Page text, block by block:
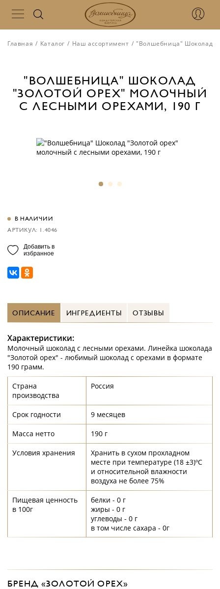
Главная / Каталог / Наш ассортимент / "Волшебница" Шоколад
"ВОЛШЕБНИЦА" ШОКОЛАД
"ЗОЛОТОЙ ОРЕХ" МОЛОЧНЫЙ
С ЛЕСНЫМИ ОРЕХАМИ, 190 Г
В НАЛИЧИИ
АРТИКУЛ: 1.4046
Добавить в
избранное
ОПИСАНИЕ ИНГРЕДИЕНТЫ ОТЗЫВЫ
Характеристики:
Молочный шоколад с лесными орехами. Линейка шоколада
"Золотой орех" - любимый шоколад с орехами в формате
190 грамм.
Страна
производства
Россия
Срок годности 9 месяцев
Масса нетто 190 г
Условия хранения
Хранить в сухом прохладном
месте при температуре (18 ±3)ºС
и относительной влажности
воздуха не более 75%
Пищевая ценность
в 100г
белки - 0 г
жиры - 0 г
углеводы - 0 г
в том числе сахара - 0г
БРЕНД «ЗОЛОТОЙ ОРЕХ»